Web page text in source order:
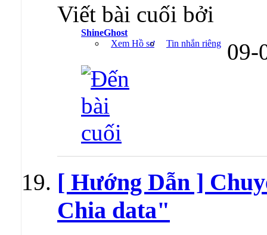
Viết bài cuối bởi
ShineGhost
Xem Hồ sơ
Tin nhắn riêng 09-
[ Hướng Dẫn ]
Chia data"